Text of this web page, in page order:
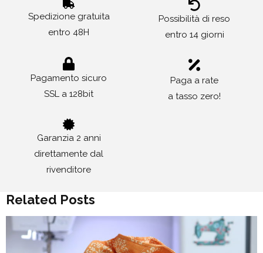
Spedizione gratuita
entro 48H
Possibilità di reso
entro 14 giorni
Pagamento sicuro
SSL a 128bit
Paga a rate
a tasso zero!
Garanzia 2 anni
direttamente dal
rivenditore
Related Posts